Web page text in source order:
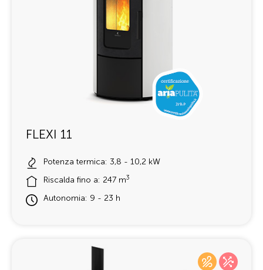
FLEXI 11
Potenza termica: 3,8 - 10,2 kW
Riscalda fino a: 247 m3
Autonomia: 9 - 23 h